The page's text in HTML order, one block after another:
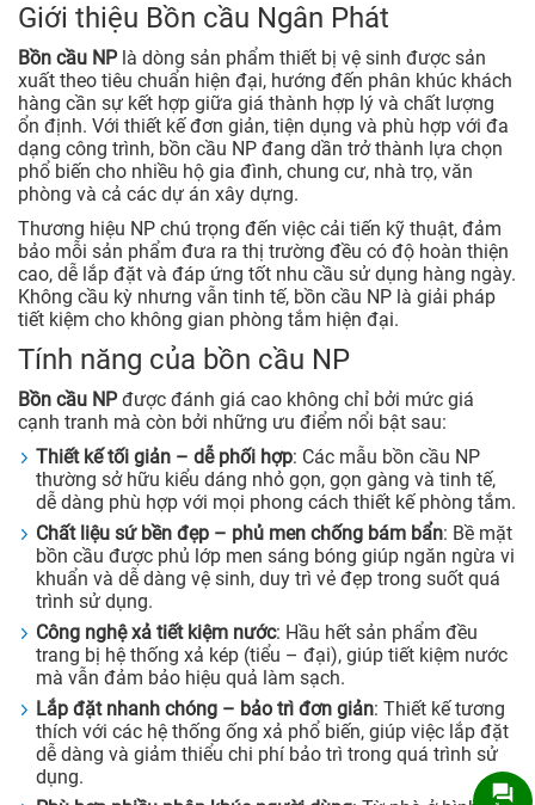
Giới thiệu Bồn cầu Ngân Phát
Bồn cầu NPlà dòng sản phẩm thiết bị vệ sinh được sản
xuất theo tiêu chuẩn hiện đại, hướng đến phân khúc khách
hàng cần sự kết hợp giữa giá thành hợp lý và chất lượng
ổn định. Với thiết kế đơn giản, tiện dụng và phù hợp với đa
dạng công trình, bồn cầu NP đang dần trở thành lựa chọn
phổ biến cho nhiều hộ gia đình, chung cư, nhà trọ, văn
phòng và cả các dự án xây dựng.
Thương hiệu NP chú trọng đến việc cải tiến kỹ thuật, đảm
bảo mỗi sản phẩm đưa ra thị trường đều có độ hoàn thiện
cao, dễ lắp đặt và đáp ứng tốt nhu cầu sử dụng hàng ngày.
Không cầu kỳ nhưng vẫn tinh tế, bồn cầu NP là giải pháp
tiết kiệm cho không gian phòng tắm hiện đại.
Tính năng của bồn cầu NP
Bồn cầu NPđược đánh giá cao không chỉ bởi mức giá
cạnh tranh mà còn bởi những ưu điểm nổi bật sau:
Thiết kế tối giản – dễ phối hợp: Các mẫu bồn cầu NP
thường sở hữu kiểu dáng nhỏ gọn, gọn gàng và tinh tế,
dễ dàng phù hợp với mọi phong cách thiết kế phòng tắm.
Chất liệu sứ bền đẹp – phủ men chống bám bẩn: Bề mặt
bồn cầu được phủ lớp men sáng bóng giúp ngăn ngừa vi
khuẩn và dễ dàng vệ sinh, duy trì vẻ đẹp trong suốt quá
trình sử dụng.
Công nghệ xả tiết kiệm nước: Hầu hết sản phẩm đều
trang bị hệ thống xả kép (tiểu – đại), giúp tiết kiệm nước
mà vẫn đảm bảo hiệu quả làm sạch.
Lắp đặt nhanh chóng – bảo trì đơn giản: Thiết kế tương
thích với các hệ thống ống xả phổ biến, giúp việc lắp đặt
dễ dàng và giảm thiểu chi phí bảo trì trong quá trình sử
dụng.